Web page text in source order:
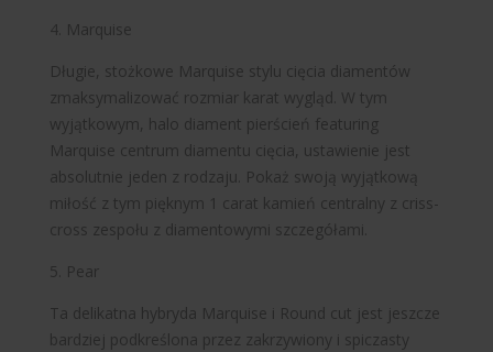
4. Marquise
Długie, stożkowe Marquise stylu cięcia diamentów
zmaksymalizować rozmiar karat wygląd. W tym
wyjątkowym, halo diament pierścień featuring
Marquise centrum diamentu cięcia, ustawienie jest
absolutnie jeden z rodzaju. Pokaż swoją wyjątkową
miłość z tym pięknym 1 carat kamień centralny z criss-
cross zespołu z diamentowymi szczegółami.
5. Pear
Ta delikatna hybryda Marquise i Round cut jest jeszcze
bardziej podkreślona przez zakrzywiony i spiczasty